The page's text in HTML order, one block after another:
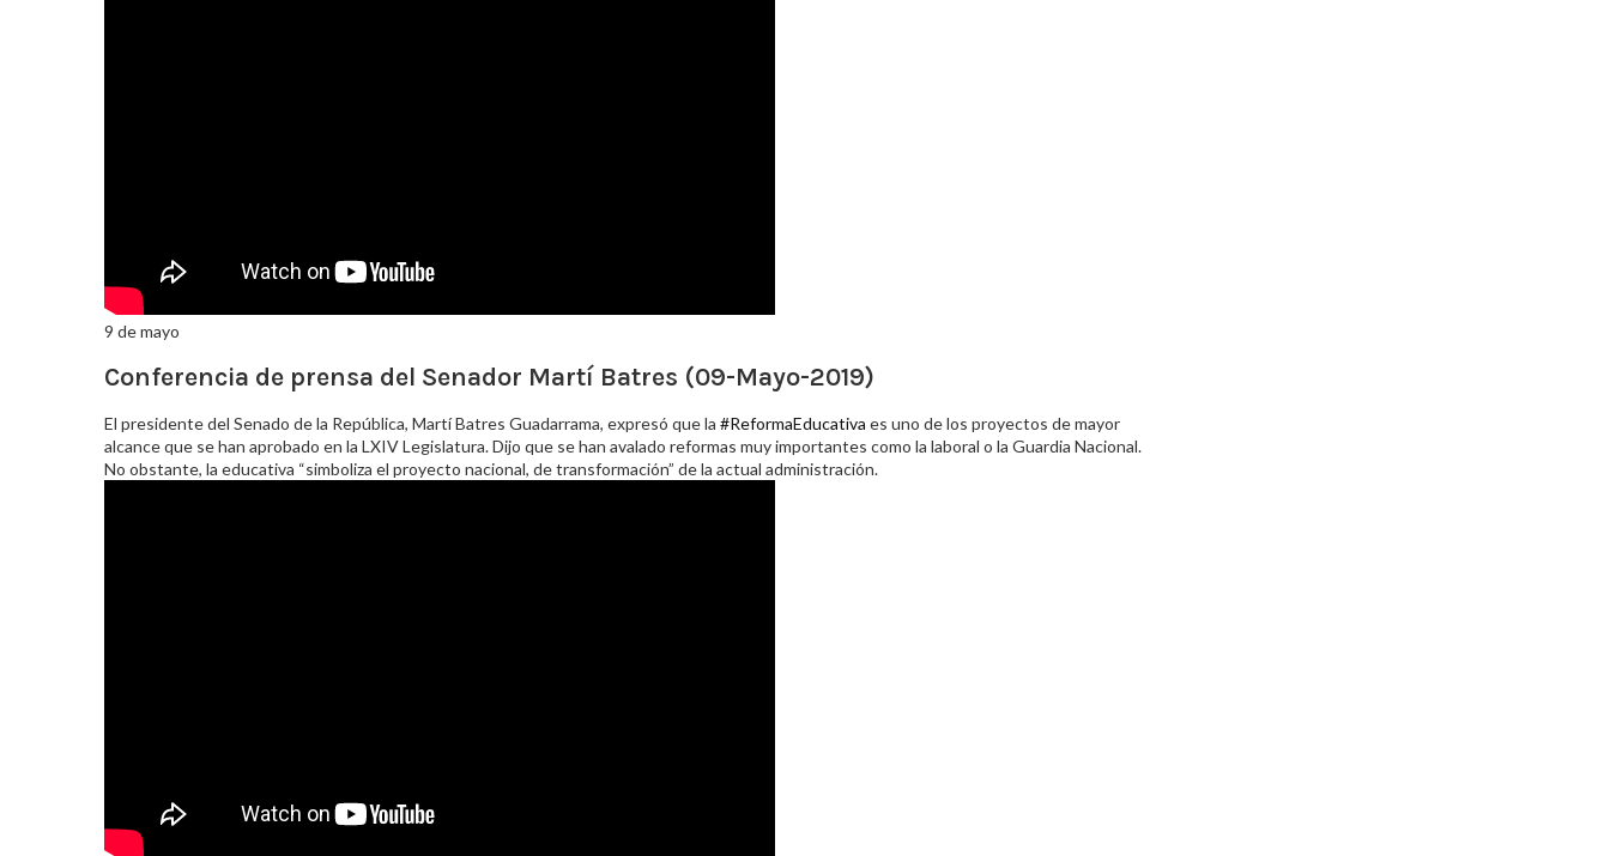
9 de mayo
Conferencia de prensa del Senador Martí Batres (09-Mayo-2019)
El presidente del Senado de la República, Martí Batres Guadarrama, expresó que la #ReformaEducativa es uno de los proyectos de mayor
alcance que se han aprobado en la LXIV Legislatura. Dijo que se han avalado reformas muy importantes como la laboral o la Guardia Nacional.
No obstante, la educativa “simboliza el proyecto nacional, de transformación” de la actual administración.